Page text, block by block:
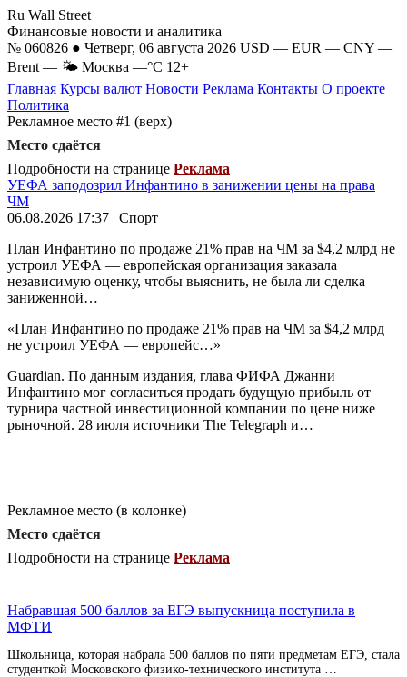
Ru Wall Street
Финансовые новости и аналитика
№ 060826 ● Четверг, 06 августа 2026 USD — EUR — CNY —
Brent — 🌤 Москва —°C 12+
Главная Курсы валют Новости Реклама Контакты О проекте
Политика
Рекламное место #1 (верх)
Место сдаётся
Подробности на странице Реклама
УЕФА заподозрил Инфантино в занижении цены на права
ЧМ
06.08.2026 17:37 | Спорт
План Инфантино по продаже 21% прав на ЧМ за $4,2 млрд не
устроил УЕФА — европейская организация заказала
независимую оценку, чтобы выяснить, не была ли сделка
заниженной…
«План Инфантино по продаже 21% прав на ЧМ за $4,2 млрд
не устроил УЕФА — европейс…»
Guardian. По данным издания, глава ФИФА Джанни
Инфантино мог согласиться продать будущую прибыль от
турнира частной инвестиционной компании по цене ниже
рыночной. 28 июля источники The Telegraph и…
Рекламное место (в колонке)
Место сдаётся
Подробности на странице Реклама
Набравшая 500 баллов за ЕГЭ выпускница поступила в
МФТИ
Школьница, которая набрала 500 баллов по пяти предметам ЕГЭ, стала
студенткой Московского физико-технического института …